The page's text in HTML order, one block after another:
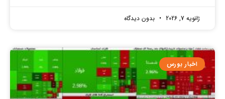
ژانویه 7, 2026 بدون دیدگاه
اخبار بورس